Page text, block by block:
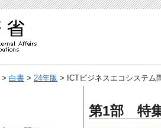
> 白書 > 24年版 > ICTビジネスエコシステム
第1部 特